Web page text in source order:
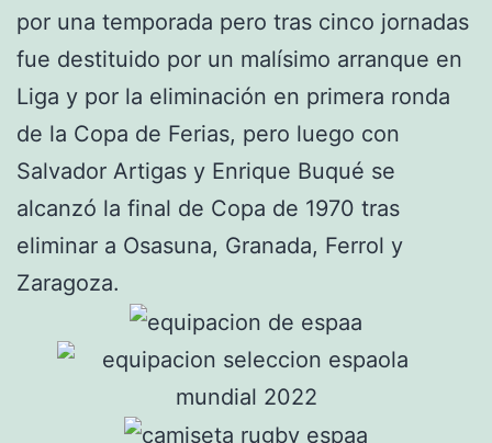
por una temporada pero tras cinco jornadas
fue destituido por un malísimo arranque en
Liga y por la eliminación en primera ronda
de la Copa de Ferias, pero luego con
Salvador Artigas y Enrique Buqué se
alcanzó la final de Copa de 1970 tras
eliminar a Osasuna, Granada, Ferrol y
Zaragoza.